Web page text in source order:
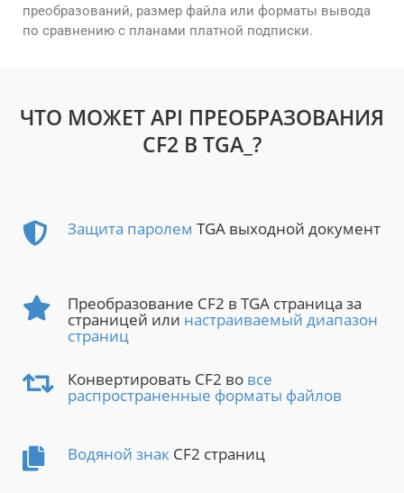
преобразований, размер файла или форматы вывода
по сравнению с планами платной подписки.
ЧТО МОЖЕТ API ПРЕОБРАЗОВАНИЯ
CF2 В TGA_?
Защита паролем TGA выходной документ
Преобразование CF2 в TGA страница за
страницей или настраиваемый диапазон
страниц
Конвертировать CF2 во все
распространенные форматы файлов
Водяной знак CF2 страниц